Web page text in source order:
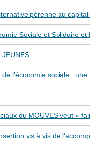
pérenne au
Sociale et Solidaire
JEUNES
l’économie sociale :
du MOUVES veut «
vis à vis de